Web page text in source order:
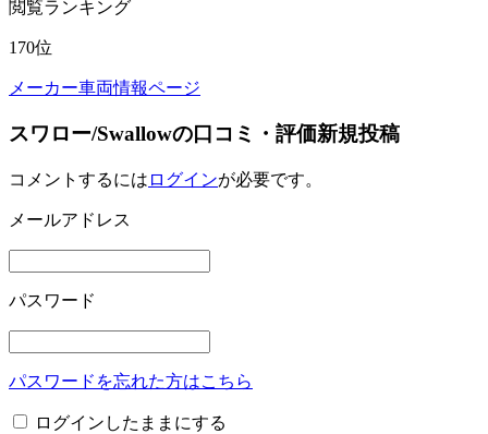
閲覧ランキング
170位
メーカー車両情報ページ
スワロー/Swallowの口コミ・評価新規投稿
コメントするには ログインが必要です。
メールアドレス
パスワード
パスワードを忘れた方はこちら
ログインしたままにする